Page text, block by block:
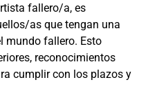
fallero/a, es
as que tengan una
mundo fallero. Esto
reconocimientos
cumplir con los plazos y